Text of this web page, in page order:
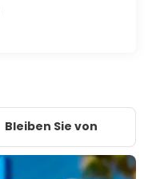
Bleiben Sie von